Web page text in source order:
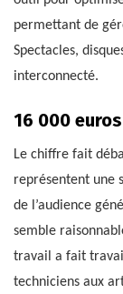
permettant de
Spectacles,
interconnecté.
16 000
Le chiffre fait
représentent une
de l’audience
semble
travail a fait
techniciens aux